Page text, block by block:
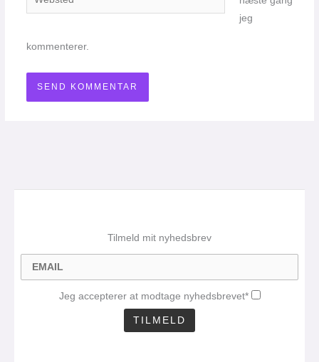
jeg
kommenterer.
Tilmeld mit nyhedsbrev
Jeg accepterer at modtage nyhedsbrevet*